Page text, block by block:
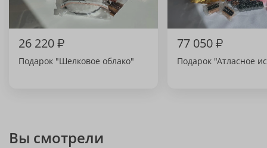
26 220₽
Подарок "Шелковое облако"
77 050₽
Подарок "Атласное
Вы смотрели